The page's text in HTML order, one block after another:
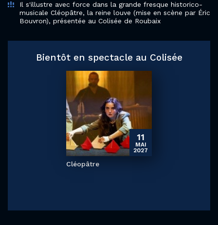
Il s'illustre avec force dans la grande fresque historico-
musicale Cléopâtre, la reine louve (mise en scène par Éric
Bouvron), présentée au Colisée de Roubaix
Bientôt en spectacle au Colisée
11
MAI
2027
Cléopâtre